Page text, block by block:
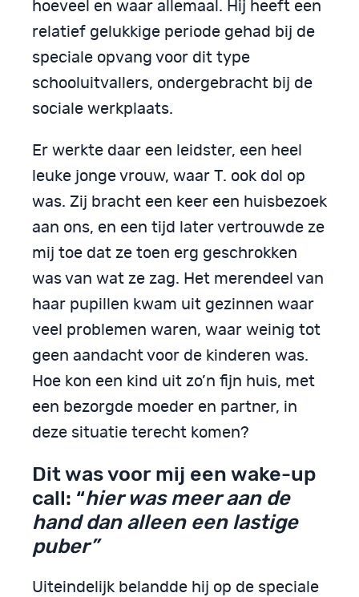
hoeveel en waar allemaal. Hij heeft een
relatief gelukkige periode gehad bij de
speciale opvang voor dit type
schooluitvallers, ondergebracht bij de
sociale werkplaats.
Er werkte daar een leidster, een heel
leuke jonge vrouw, waar T. ook dol op
was. Zij bracht een keer een huisbezoek
aan ons, en een tijd later vertrouwde ze
mij toe dat ze toen erg geschrokken
was van wat ze zag. Het merendeel van
haar pupillen kwam uit gezinnen waar
veel problemen waren, waar weinig tot
geen aandacht voor de kinderen was.
Hoe kon een kind uit zo’n fijn huis, met
een bezorgde moeder en partner, in
deze situatie terecht komen?
Dit was voor mij een wake-up
call: “hier was meer aan de
hand dan alleen een lastige
puber”
Uiteindelijk belandde hij op de speciale